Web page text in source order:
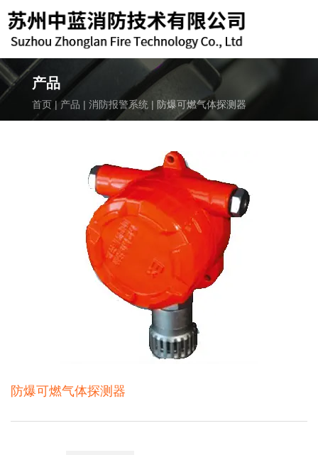
致电我们
产品
首页 产品 消防报警系统 防爆可燃气体探测器
防爆可燃气体探测器